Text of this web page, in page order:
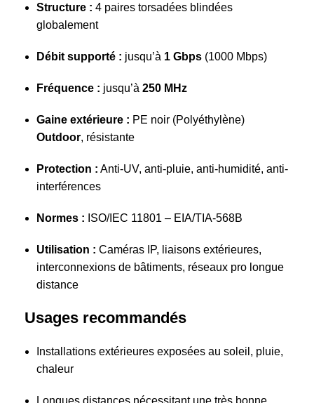
Structure : 4 paires torsadées blindées
globalement
Débit supporté : jusqu’à 1 Gbps (1000 Mbps)
Fréquence : jusqu’à 250 MHz
Gaine extérieure : PE noir (Polyéthylène)
Outdoor, résistante
Protection : Anti-UV, anti-pluie, anti-humidité, anti-
interférences
Normes : ISO/IEC 11801 – EIA/TIA-568B
Utilisation : Caméras IP, liaisons extérieures,
interconnexions de bâtiments, réseaux pro longue
distance
Usages recommandés
Installations extérieures exposées au soleil, pluie,
chaleur